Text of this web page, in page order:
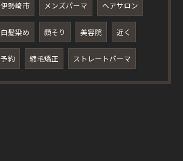
伊勢崎市 メンズパーマ ヘアサロン
白髪染め 顔そり 美容院 近く
予約 縮毛矯正 ストレートパーマ